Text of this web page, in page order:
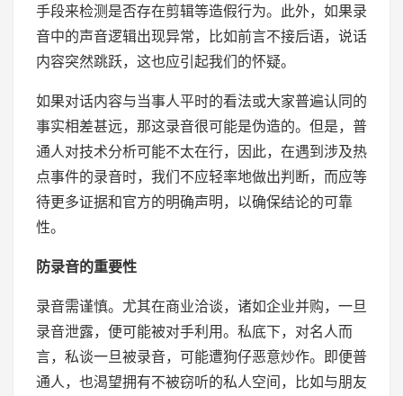
手段来检测是否存在剪辑等造假行为。此外，如果录
音中的声音逻辑出现异常，比如前言不接后语，说话
内容突然跳跃，这也应引起我们的怀疑。
如果对话内容与当事人平时的看法或大家普遍认同的
事实相差甚远，那这录音很可能是伪造的。但是，普
通人对技术分析可能不太在行，因此，在遇到涉及热
点事件的录音时，我们不应轻率地做出判断，而应等
待更多证据和官方的明确声明，以确保结论的可靠
性。
防录音的重要性
录音需谨慎。尤其在商业洽谈，诸如企业并购，一旦
录音泄露，便可能被对手利用。私底下，对名人而
言，私谈一旦被录音，可能遭狗仔恶意炒作。即便普
通人，也渴望拥有不被窃听的私人空间，比如与朋友